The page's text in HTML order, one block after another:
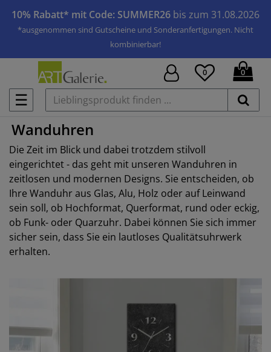
10% Rabatt* mit Code: SUMMER26 bis zum 31.08.2026
*ausgenommen sind Gutscheine und Sonderanfertigungen. Nicht
kombinierbar!
☰
0 0
Wanduhren
Die Zeit im Blick und dabei trotzdem stilvoll
eingerichtet - das geht mit unseren Wanduhren in
zeitlosen und modernen Designs. Sie entscheiden, ob
Ihre Wanduhr aus Glas, Alu, Holz oder auf Leinwand
sein soll, ob Hochformat, Querformat, rund oder eckig,
ob Funk- oder Quarzuhr. Dabei können Sie sich immer
sicher sein, dass Sie ein lautloses Qualitätsuhrwerk
erhalten.